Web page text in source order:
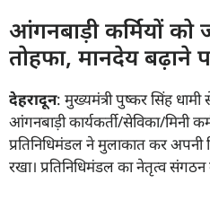
आंगनबाड़ी कर्मियों
तोहफा, मानदेय बढ़ाने
देहरादून: मुख्यमंत्री पुष्कर सिंह
आंगनबाड़ी कार्यकर्ती/सेविका/मिनी
प्रतिनिधिमंडल ने मुलाकात कर
रखा। प्रतिनिधिमंडल का नेतृत्व